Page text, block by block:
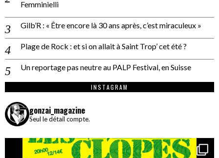
Femminielli
Gilb’R : « Être encore là 30 ans après, c’est miraculeux »
Plage de Rock : et si on allait à Saint Trop’ cet été ?
Un reportage pas neutre au PALP Festival, en Suisse
INSTAGRAM
gonzai_magazine
Seul le détail compte.